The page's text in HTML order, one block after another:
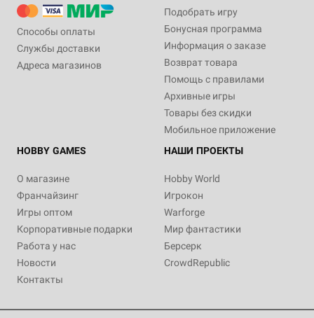
Способы оплаты
Службы доставки
Адреса магазинов
Подобрать игру
Бонусная программа
Информация о заказе
Возврат товара
Помощь с правилами
Архивные игры
Товары без скидки
Мобильное приложение
HOBBY GAMES
О магазине
Франчайзинг
Игры оптом
Корпоративные подарки
Работа у нас
Новости
Контакты
НАШИ ПРОЕКТЫ
Hobby World
Игрокон
Warforge
Мир фантастики
Берсерк
CrowdRepublic